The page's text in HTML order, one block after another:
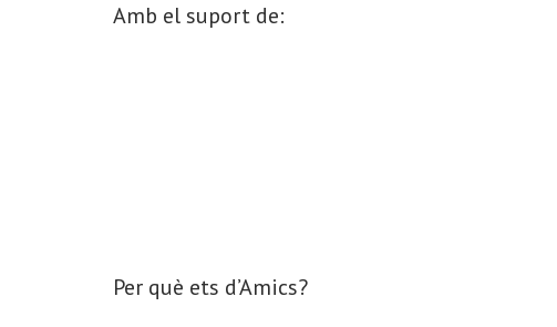
Amb el suport de:
Per què ets d’Amics?